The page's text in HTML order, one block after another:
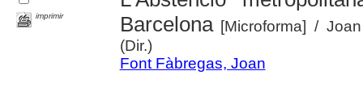
imprimir
Barcelona[Microforma]/
(Dir.)
Font Fàbregas, Joan